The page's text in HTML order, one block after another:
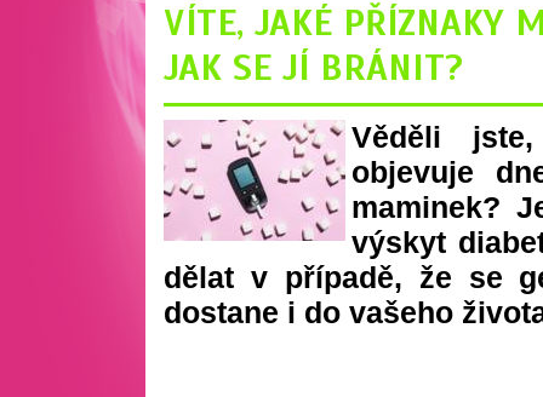
VÍTE, JAKÉ PŘÍZNAKY
JAK SE JÍ BRÁNIT?
Věděli
objevuje
maminek?
výskyt
dělat v případě, že se
dostane i do vašeho